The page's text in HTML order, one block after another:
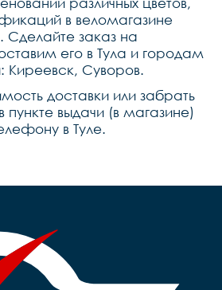
в веломагазине
Сделайте заказ на
его в Тула и городам
Киреевск, Суворов.
доставки или забрать
пункте выдачи (в магазине)
в Туле.